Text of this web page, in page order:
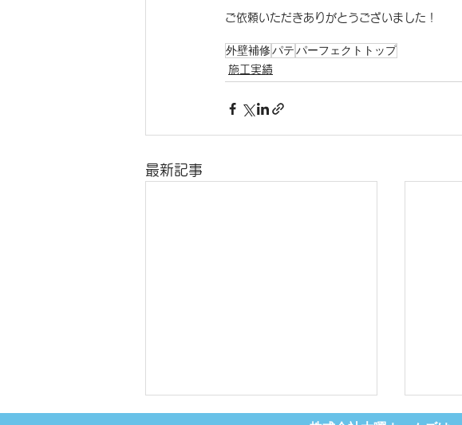
ご依頼いただきありがとうございました！
外壁補修パテパーフェクトトップ
施工実績
最新記事